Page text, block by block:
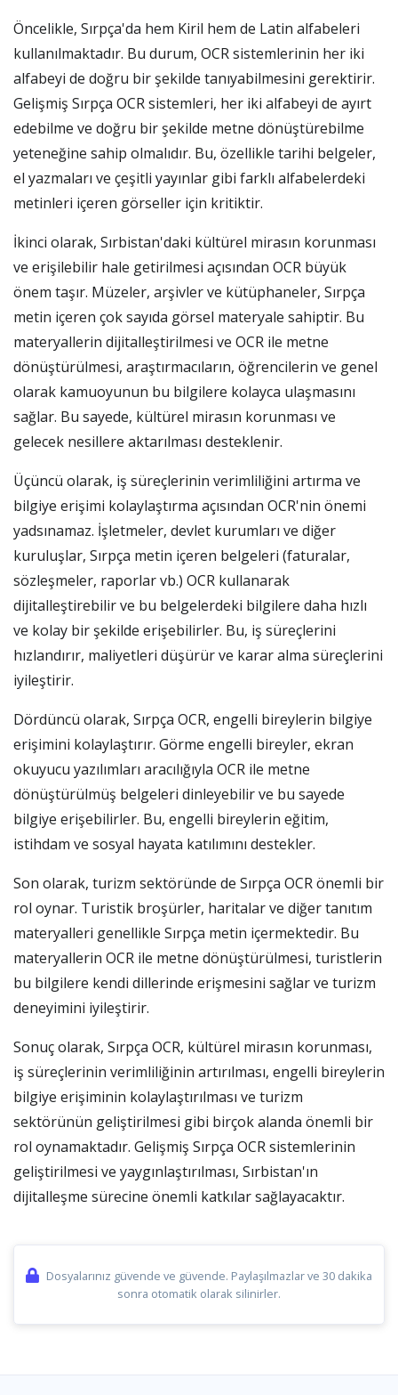
Öncelikle, Sırpça'da hem Kiril hem de Latin alfabeleri
kullanılmaktadır. Bu durum, OCR sistemlerinin her iki
alfabeyi de doğru bir şekilde tanıyabilmesini gerektirir.
Gelişmiş Sırpça OCR sistemleri, her iki alfabeyi de ayırt
edebilme ve doğru bir şekilde metne dönüştürebilme
yeteneğine sahip olmalıdır. Bu, özellikle tarihi belgeler,
el yazmaları ve çeşitli yayınlar gibi farklı alfabelerdeki
metinleri içeren görseller için kritiktir.
İkinci olarak, Sırbistan'daki kültürel mirasın korunması
ve erişilebilir hale getirilmesi açısından OCR büyük
önem taşır. Müzeler, arşivler ve kütüphaneler, Sırpça
metin içeren çok sayıda görsel materyale sahiptir. Bu
materyallerin dijitalleştirilmesi ve OCR ile metne
dönüştürülmesi, araştırmacıların, öğrencilerin ve genel
olarak kamuoyunun bu bilgilere kolayca ulaşmasını
sağlar. Bu sayede, kültürel mirasın korunması ve
gelecek nesillere aktarılması desteklenir.
Üçüncü olarak, iş süreçlerinin verimliliğini artırma ve
bilgiye erişimi kolaylaştırma açısından OCR'nin önemi
yadsınamaz. İşletmeler, devlet kurumları ve diğer
kuruluşlar, Sırpça metin içeren belgeleri (faturalar,
sözleşmeler, raporlar vb.) OCR kullanarak
dijitalleştirebilir ve bu belgelerdeki bilgilere daha hızlı
ve kolay bir şekilde erişebilirler. Bu, iş süreçlerini
hızlandırır, maliyetleri düşürür ve karar alma süreçlerini
iyileştirir.
Dördüncü olarak, Sırpça OCR, engelli bireylerin bilgiye
erişimini kolaylaştırır. Görme engelli bireyler, ekran
okuyucu yazılımları aracılığıyla OCR ile metne
dönüştürülmüş belgeleri dinleyebilir ve bu sayede
bilgiye erişebilirler. Bu, engelli bireylerin eğitim,
istihdam ve sosyal hayata katılımını destekler.
Son olarak, turizm sektöründe de Sırpça OCR önemli bir
rol oynar. Turistik broşürler, haritalar ve diğer tanıtım
materyalleri genellikle Sırpça metin içermektedir. Bu
materyallerin OCR ile metne dönüştürülmesi, turistlerin
bu bilgilere kendi dillerinde erişmesini sağlar ve turizm
deneyimini iyileştirir.
Sonuç olarak, Sırpça OCR, kültürel mirasın korunması,
iş süreçlerinin verimliliğinin artırılması, engelli bireylerin
bilgiye erişiminin kolaylaştırılması ve turizm
sektörünün geliştirilmesi gibi birçok alanda önemli bir
rol oynamaktadır. Gelişmiş Sırpça OCR sistemlerinin
geliştirilmesi ve yaygınlaştırılması, Sırbistan'ın
dijitalleşme sürecine önemli katkılar sağlayacaktır.
Dosyalarınız güvende ve güvende. Paylaşılmazlar ve 30 dakika
sonra otomatik olarak silinirler.